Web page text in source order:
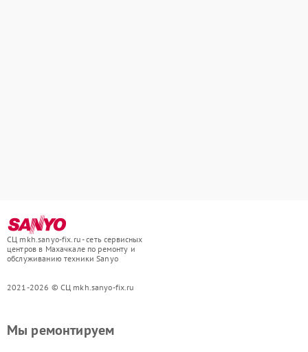
СЦ mkh.sanyo-fix.ru - сеть сервисных
центров в Махачкале по ремонту и
обслуживанию техники Sanyo
2021-2026 © СЦ mkh.sanyo-fix.ru
Мы ремонтируем